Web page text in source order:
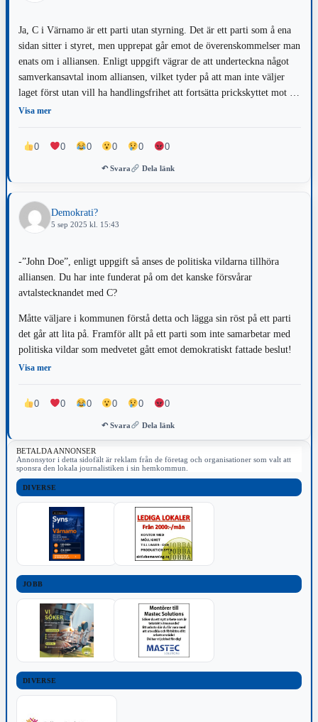
Ja, C i Värnamo är ett parti utan styrning. Det är ett parti som å ena
sidan sitter i styret, men upprepat går emot de överenskommelser man
enats om i alliansen. Enligt uppgift vägrar de att underteckna något
samverkansavtal inom alliansen, vilket tyder på att man inte väljer
laget först utan vill ha handlingsfrihet att fortsätta prickskyttet mot de
man är allierad med. Måtte väljare i kommunen förstå detta och lägga
Visa mer
0 0 0 0 0 0
↶ Svara Dela länk
Demokrati?
5 sep 2025 kl. 15:43
-”John Doe”, enligt uppgift så anses de politiska vildarna tillhöra
alliansen. Du har inte funderat på om det kanske försvårar
avtalstecknandet med C?
Måtte väljare i kommunen förstå detta och lägga sin röst på ett parti
det går att lita på. Framför allt på ett parti som inte samarbetar med
politiska vildar som medvetet gått emot demokratiskt fattade beslut!
Visa mer
0 0 0 0 0 0
↶ Svara Dela länk
BETALDA ANNONSER
Annonsytor i detta sidofält är reklam från de företag och organisationer som valt att
sponsra den lokala journalistiken i sin hemkommun.
DIVERSE
JOBB
DIVERSE